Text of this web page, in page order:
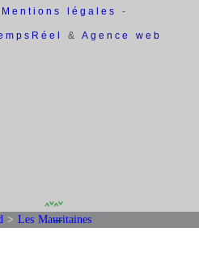
>Les Mauritaines
Mentions légales -
&Agence web